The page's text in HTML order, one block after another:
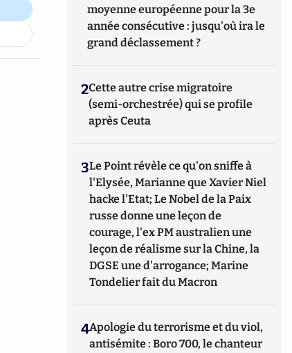
moyenne européenne pour la 3e
année consécutive : jusqu'où ira le
grand déclassement ?
2Cette autre crise migratoire
(semi-orchestrée) qui se profile
après Ceuta
3Le Point révèle ce qu'on sniffe à
l'Elysée, Marianne que Xavier Niel
hacke l'Etat; Le Nobel de la Paix
russe donne une leçon de
courage, l'ex PM australien une
leçon de réalisme sur la Chine, la
DGSE une d'arrogance; Marine
Tondelier fait du Macron
4Apologie du terrorisme et du viol,
antisémite : Boro 700, le chanteur